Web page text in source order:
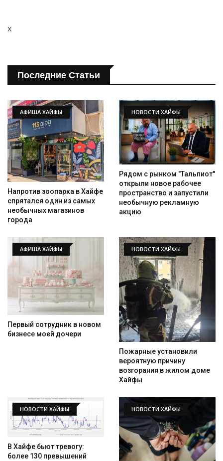
Искать
x
Последние Статьи
АФИША ХАЙФЫ
Напротив зоопарка в Хайфе
спрятался один из самых
необычных магазинов
города
НОВОСТИ ХАЙФЫ
Рядом с рынком "Тальпиот"
открыли новое рабочее
пространство и запустили
необычную рекламную
акцию
АФИША ХАЙФЫ
Первый сотрудник в новом
бизнесе моей дочери
НОВОСТИ ХАЙФЫ
Пожарные установили
вероятную причину
возгорания в жилом доме
Хайфы
НОВОСТИ ХАЙФЫ
В Хайфе бьют тревогу:
более 130 превышений
НОВОСТИ ХАЙФЫ